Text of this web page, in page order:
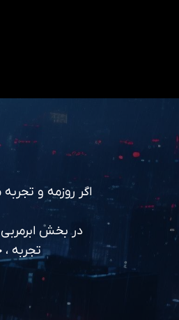
اگر روزمه و
در بخش ابرمربی
تجربه